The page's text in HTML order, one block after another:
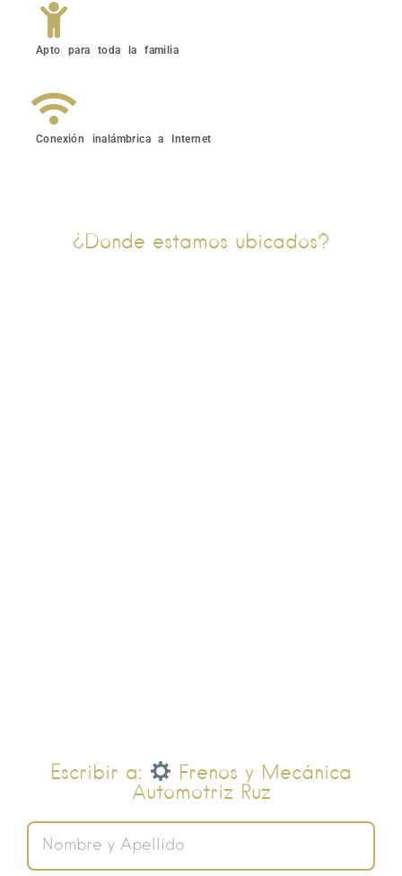
Apto para toda la familia
Conexión inalámbrica a Internet
¿Donde estamos ubicados?
Escribir a:
Frenos y Mecánica
Automotriz Ruz